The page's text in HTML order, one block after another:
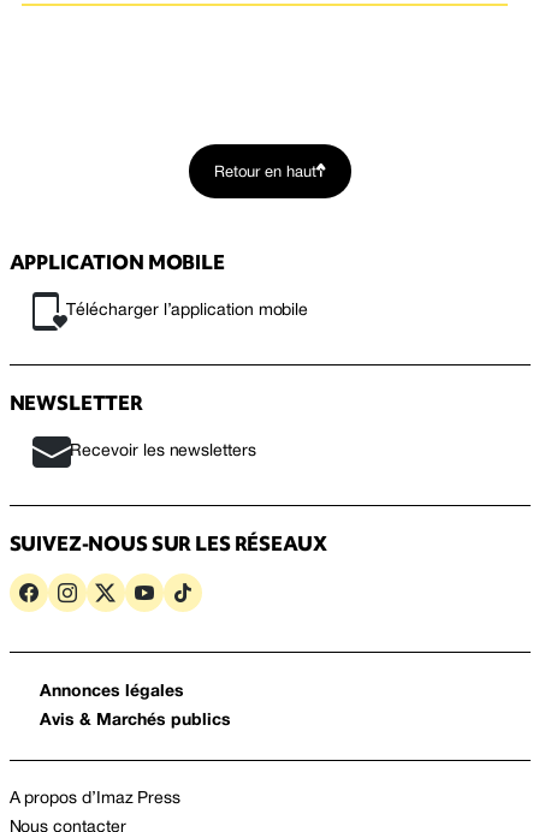
Retour en haut
APPLICATION MOBILE
Télécharger l’application mobile
NEWSLETTER
Recevoir les newsletters
SUIVEZ-NOUS SUR LES RÉSEAUX
Annonces légales
Avis & Marchés publics
A propos d’Imaz Press
Nous contacter